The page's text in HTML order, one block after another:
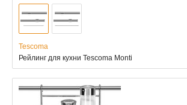
Tescoma
Рейлинг для кухни Tescoma Monti